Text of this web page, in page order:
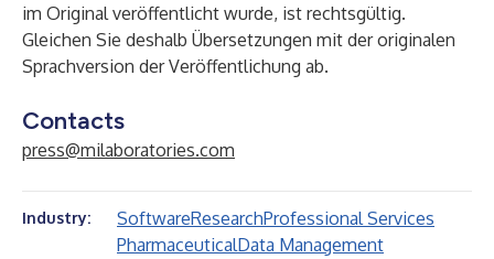
im Original veröffentlicht wurde, ist rechtsgültig.
Gleichen Sie deshalb Übersetzungen mit der originalen
Sprachversion der Veröffentlichung ab.
Contacts
press@milaboratories.com
Industry: SoftwareResearchProfessional Services
PharmaceuticalData Management